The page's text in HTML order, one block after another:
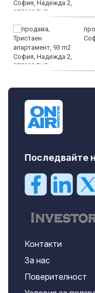
Последвайте
Контакти
За нас
Поверителност